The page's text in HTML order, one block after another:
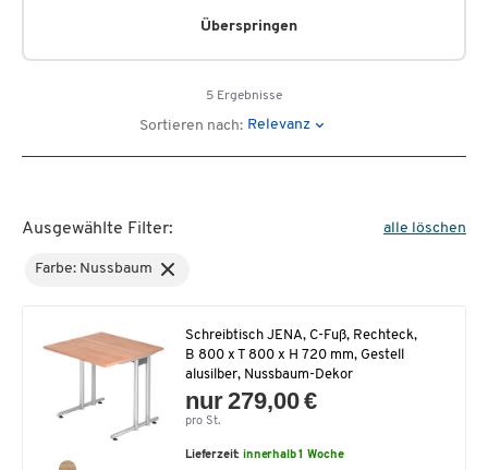
Überspringen
5 Ergebnisse
Sortieren nach: Relevanz
Ausgewählte Filter: alle löschen
Farbe: Nussbaum
Schreibtisch JENA, C-Fuß, Rechteck,
B 800 x T 800 x H 720 mm, Gestell
alusilber, Nussbaum-Dekor
nur 279,00 €
pro St.
Lieferzeit:innerhalb 1 Woche